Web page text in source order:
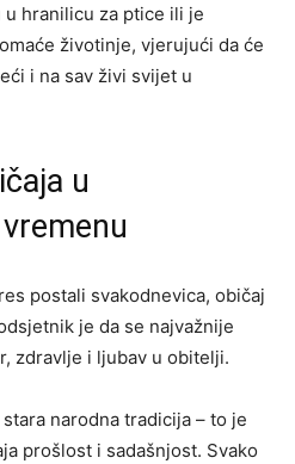
hranilicu za ptice ili je
životinje, vjerujući da će
i na sav živi svijet u
u
postali svakodnevica, običaj
je da se najvažnije
zdravlje i ljubav u obitelji.
narodna tradicija – to je
prošlost i sadašnjost. Svako